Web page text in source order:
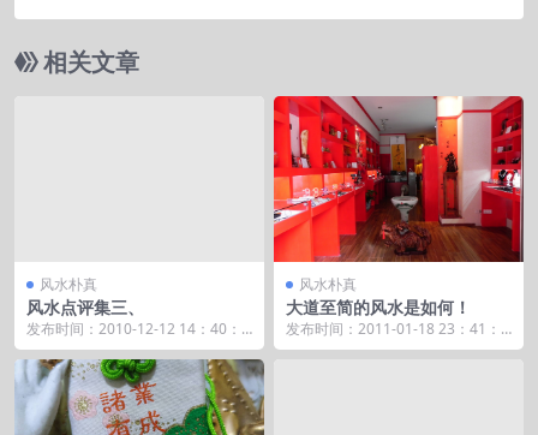
相关文章
风水朴真
风水点评集三、
发布时间：2010-12-12 14：40：3
2 大师，请帮忙看看这个房子缺不
缺...
风水朴真
大道至简的风水是如何！
发布时间：2011-01-18 23：41：5
1 有学生问我，说什么派风水最